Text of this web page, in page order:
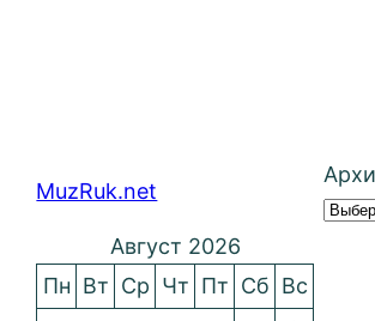
MuzRuk.net
Август 2026
Пн Вт Ср Чт Пт Сб Вс